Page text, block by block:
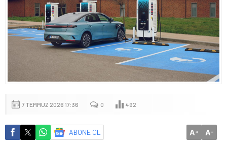
7 TEMMUZ 2026 17:36 0 492
ABONE OL A+ A-